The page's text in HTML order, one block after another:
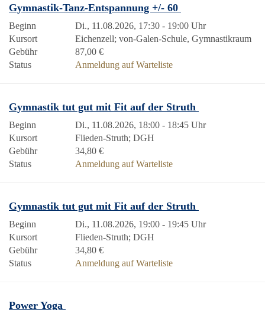
Gymnastik-Tanz-Entspannung +/- 60
Beginn
Di., 11.08.2026, 17:30 - 19:00 Uhr
Kursort
Eichenzell; von-Galen-Schule, Gymnastikraum
Gebühr
87,00 €
Status
Anmeldung auf Warteliste
Gymnastik tut gut mit Fit auf der Struth
Beginn
Di., 11.08.2026, 18:00 - 18:45 Uhr
Kursort
Flieden-Struth; DGH
Gebühr
34,80 €
Status
Anmeldung auf Warteliste
Gymnastik tut gut mit Fit auf der Struth
Beginn
Di., 11.08.2026, 19:00 - 19:45 Uhr
Kursort
Flieden-Struth; DGH
Gebühr
34,80 €
Status
Anmeldung auf Warteliste
Power Yoga